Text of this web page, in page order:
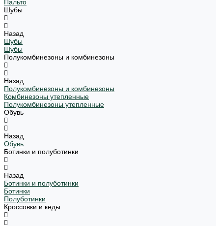
Пальто
Шубы
Назад
Шубы
Шубы
Полукомбинезоны и комбинезоны
Назад
Полукомбинезоны и комбинезоны
Комбинезоны утепленные
Полукомбинезоны утепленные
Обувь
Назад
Обувь
Ботинки и полуботинки
Назад
Ботинки и полуботинки
Ботинки
Полуботинки
Кроссовки и кеды